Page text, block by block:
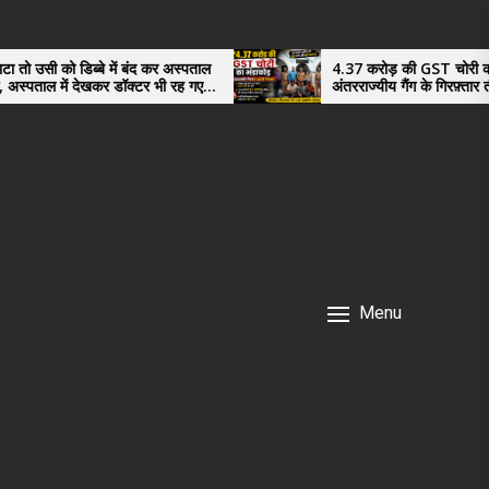
गए
4.37 करोड़ की GST चोरी का भंडाफोड़,
अंतरराज्यीय गैंग के गिरफ़्तार तीनो आरोपी ऊधमसिंह
नगर के, साइबर ठगी छोड़ अपनाया नया तरी
Menu